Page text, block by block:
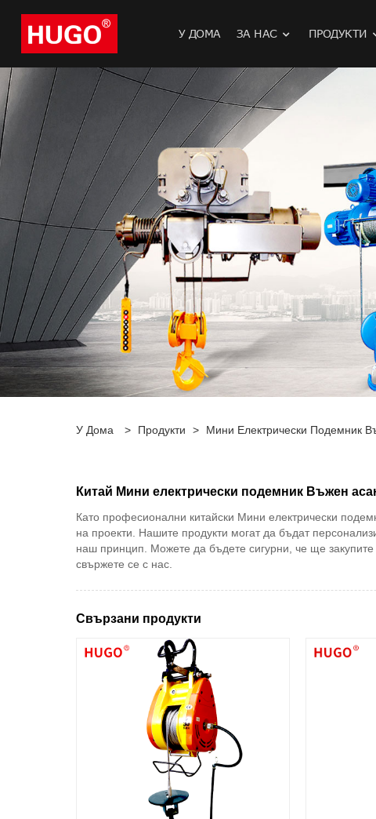
У ДОМА ЗА НАС ПРОДУКТИ
У Дома > Продукти > Мини Електрически Подемник
Китай Мини електрически подемник Въжен
Като професионални китайски Мини електрически
на проекти. Нашите продукти могат да бъдат
наш принцип. Можете да бъдете сигурни, че ще
свържете се с нас.
Свързани продукти